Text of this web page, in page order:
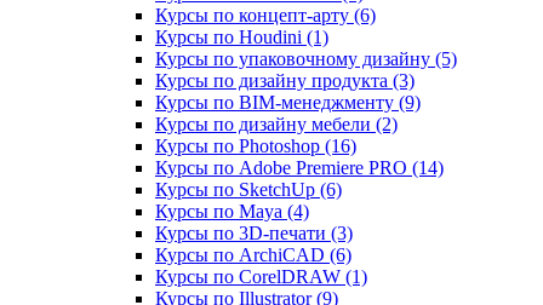
Курсы по концепт‑арту (6)
Курсы по Houdini (1)
Курсы по упаковочному дизайну (5)
Курсы по дизайну продукта (3)
Курсы по BIM‑менеджменту (9)
Курсы по дизайну мебели (2)
Курсы по Photoshop (16)
Курсы по Adobe Premiere PRO (14)
Курсы по SketchUp (6)
Курсы по Maya (4)
Курсы по 3D-печати (3)
Курсы по ArchiCAD (6)
Курсы по CorelDRAW (1)
Курсы по Illustrator (9)